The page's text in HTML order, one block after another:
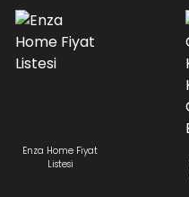
Enza Home Fiyat
Listesi